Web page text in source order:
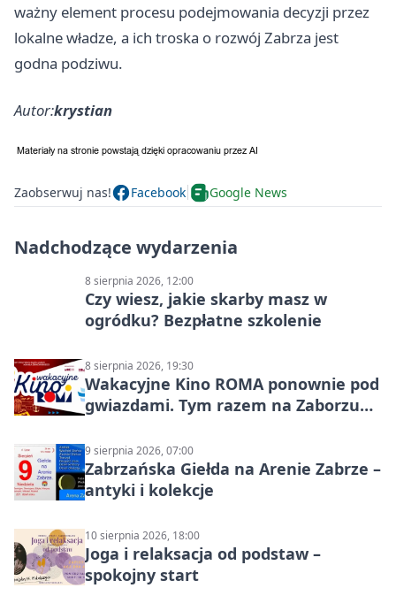
ważny element procesu podejmowania decyzji przez
lokalne władze, a ich troska o rozwój Zabrza jest
godna podziwu.
Autor:krystian
Zaobserwuj nas! Facebook Google News
Nadchodzące wydarzenia
8 sierpnia 2026, 12:00
Czy wiesz, jakie skarby masz w
ogródku? Bezpłatne szkolenie
8 sierpnia 2026, 19:30
Wakacyjne Kino ROMA ponownie pod
gwiazdami. Tym razem na Zaborzu
9 sierpnia 2026, 07:00
Zabrzańska Giełda na Arenie Zabrze –
antyki i kolekcje
10 sierpnia 2026, 18:00
Joga i relaksacja od podstaw –
spokojny start